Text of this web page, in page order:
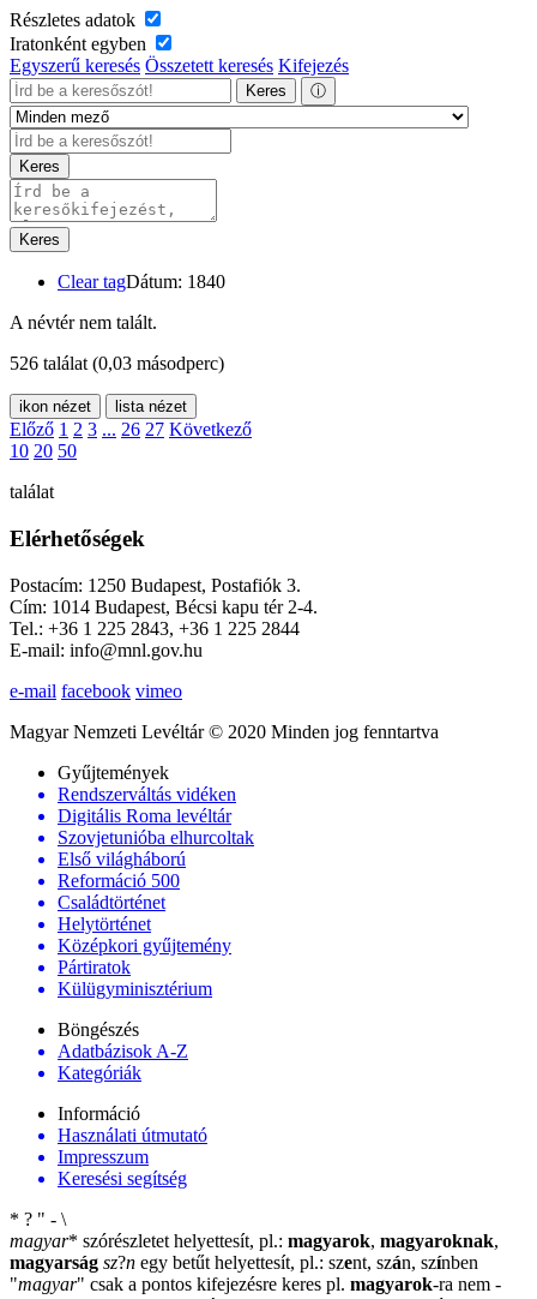
Részletes adatok
Iratonként egyben
Egyszerű keresés Összetett keresés Kifejezés
Keres ⓘ
Keres
Keres
Clear tagDátum: 1840
A névtér nem talált.
526 találat (0,03 másodperc)
ikon nézet lista nézet
Előző 1 2 3 ... 26 27 Következő
10 20 50
találat
Elérhetőségek
Postacím: 1250 Budapest, Postafiók 3.
Cím: 1014 Budapest, Bécsi kapu tér 2-4.
Tel.: +36 1 225 2843, +36 1 225 2844
E-mail: info@mnl.gov.hu
e-mail facebook vimeo
Magyar Nemzeti Levéltár © 2020 Minden jog fenntartva
Gyűjtemények
Rendszerváltás vidéken
Digitális Roma levéltár
Szovjetunióba elhurcoltak
Első világháború
Reformáció 500
Családtörténet
Helytörténet
Középkori gyűjtemény
Pártiratok
Külügyminisztérium
Böngészés
Adatbázisok A-Z
Kategóriák
Információ
Használati útmutató
Impresszum
Keresési segítség
* ? " - \
magyar* szórészletet helyettesít, pl.: magyarok, magyaroknak,
magyarság sz?n egy betűt helyettesít, pl.: szent, szán, színben
"magyar" csak a pontos kifejezésre keres pl. magyarok-ra nem -